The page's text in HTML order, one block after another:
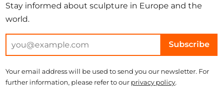
Stay informed about sculpture in Europe and the
world.
Subscribe
Your email address will be used to send you our newsletter. For
further information, please refer to our privacy policy.